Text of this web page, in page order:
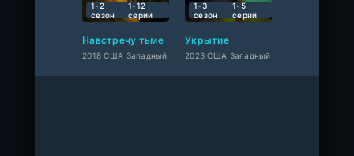
Навстречу тьме
2018 США Западный
1-2
сезон
1-12
cерий
Укрытие
2023 США Западный
1-3
сезон
1-5
cерий